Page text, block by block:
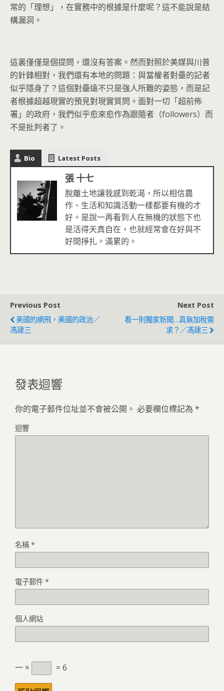
常的「理想」， 在實務中的根據是什麼呢？這不能說是結
構漏洞。
這裏僅僅是個提問，還沒有答案。 然而對照於美媒與川普
的針鋒相對，我們還有本地的問題： 與當權者對壘的記者
似乎隱身了？這個對壘遠不只是強人所難的姿態， 而是記
者根據超越現實的預見對現實質問。面對一切「超前佈
署」 的政府，我們似乎愈來愈作為跟隨者（followers）而
不是批判者了。
Bio Latest Posts
張 十七
脫離土地讓我感到乾渴，所以相信農
作、生活和知識活動一樣都要有機的才
好。是說一再看到人在無機的狀態下也
是活得天真自在，也就經常會在好與不
好間掙扎。滿累的。
Previous Post
美國的網飛，美國的政治／
馮建三
Next Post
看一則獨家新聞…真無加稅需
求？／馮建三
發表迴響
你的電子郵件位址並不會被公開。 必要欄位標記為 *
迴響
名稱 *
電子郵件 *
個人網站
一 × = 6